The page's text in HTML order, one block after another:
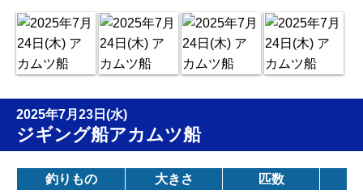
2025年7月23日(水)
ジギング船アカムツ船
釣りもの 大きさ
匹数